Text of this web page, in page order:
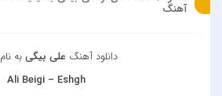
آهنگ
دانلود آهنگ علی بیگیبه نام
Ali Beigi – Eshgh